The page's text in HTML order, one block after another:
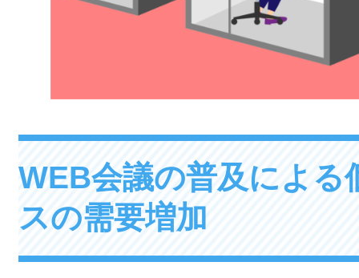
WEB会議の普及による
スの需要増加